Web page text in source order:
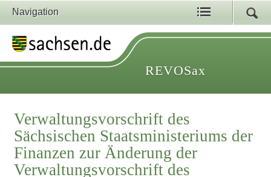
Navigation
REVOSax
Verwaltungsvorschrift des
Sächsischen Staatsministeriums der
Finanzen zur Änderung der
Verwaltungsvorschrift des